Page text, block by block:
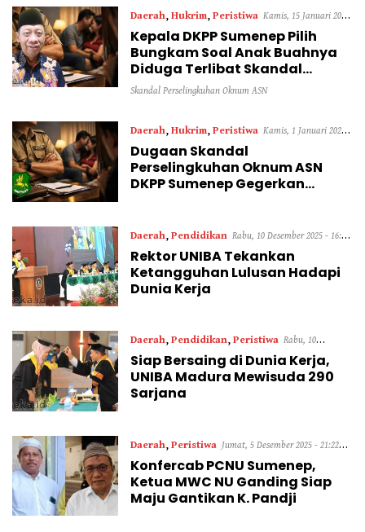
Daerah, Hukrim, Peristiwa Kamis, 15 Januari 2026
- 13:52 WIB
Kepala DKPP Sumenep Pilih
Bungkam Soal Anak Buahnya
Diduga Terlibat Skandal
Perselingkuhan
Skandal Perselingkuhan Oknum ASN
Daerah, Hukrim, Peristiwa Kamis, 1 Januari 2026 -
15:04 WIB
Dugaan Skandal
Perselingkuhan Oknum ASN
DKPP Sumenep Gegerkan
Daerah, Pendidikan Rabu, 10 Desember 2025 - 16:19
WIB
Rektor UNIBA Tekankan
Ketangguhan Lulusan Hadapi
Dunia Kerja
Daerah, Pendidikan, Peristiwa Rabu, 10
Desember 2025 - 12:50 WIB
Siap Bersaing di Dunia Kerja,
UNIBA Madura Mewisuda 290
Sarjana
Daerah, Peristiwa Jumat, 5 Desember 2025 - 21:22
WIB
Konfercab PCNU Sumenep,
Ketua MWC NU Ganding Siap
Maju Gantikan K. Pandji